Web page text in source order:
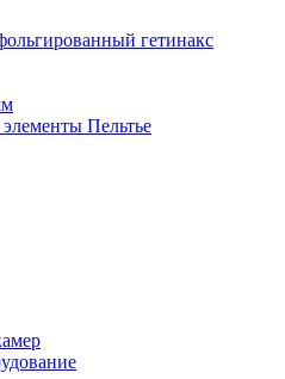
гетинакс
Пельтье